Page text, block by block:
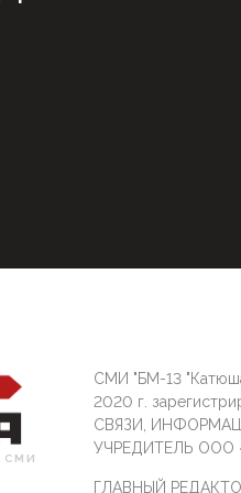
СМИ
СМИ "БМ-13
2020 г.
СВЯЗИ,
УЧРЕДИТЕЛЬ ООО
ГЛАВНЫЙ